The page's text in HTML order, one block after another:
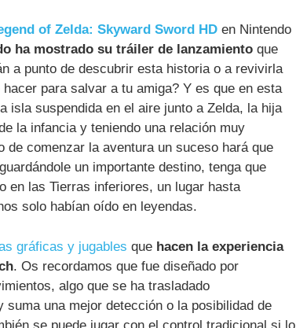
of Zelda: Skyward Sword HD en Nintendo
ha mostrado su tráiler de lanzamiento que
a punto de descubrir esta historia o a revivirla
para salvar a tu amiga? Y es que en esta
isla suspendida en el aire junto a Zelda, la hija
la infancia y teniendo una relación muy
de comenzar la aventura un suceso hará que
un importante destino, tenga que
en las Tierras inferiores, un lugar hasta
solo habían oído en leyendas.
gráficas y jugables que hacen la experiencia
. Os recordamos que fue diseñado por
algo que se ha trasladado
una mejor detección o la posibilidad de
se puede jugar con el control tradicional si lo